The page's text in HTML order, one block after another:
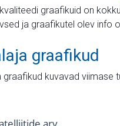
graafikuid on
ja graafikutel olev info
graafikud
graafikud kuvavad viimase